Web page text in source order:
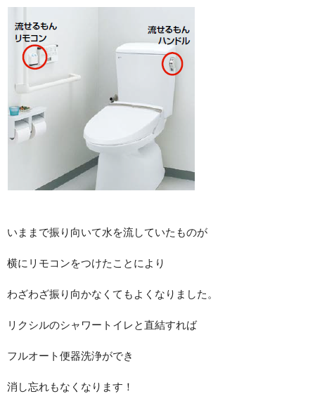
いままで振り向いて水を流していたものが
横にリモコンをつけたことにより
わざわざ振り向かなくてもよくなりました。
リクシルのシャワートイレと直結すれば
フルオート便器洗浄ができ
消し忘れもなくなります！